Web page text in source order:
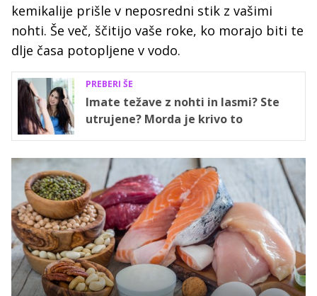
kemikalije prišle v neposredni stik z vašimi
nohti. Še več, ščitijo vaše roke, ko morajo biti te
dlje časa potopljene v vodo.
PREBERI ŠE
Imate težave z nohti in lasmi? Ste
utrujene? Morda je krivo to